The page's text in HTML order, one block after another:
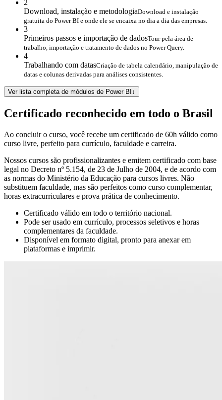
2
Download, instalação e metodologiaDownload e instalação
gratuita do Power BI e onde ele se encaixa no dia a dia das empresas.
3
Primeiros passos e importação de dadosTour pela área de
trabalho, importação e tratamento de dados no Power Query.
4
Trabalhando com datasCriação de tabela calendário, manipulação de
datas e colunas derivadas para análises consistentes.
Ver lista completa de módulos de Power BI ↓
Certificado reconhecido em todo o Brasil
Ao concluir o curso, você recebe um certificado de 60h válido como
curso livre, perfeito para currículo, faculdade e carreira.
Nossos cursos são profissionalizantes e emitem certificado com base
legal no Decreto nº 5.154, de 23 de Julho de 2004, e de acordo com
as normas do Ministério da Educação para cursos livres. Não
substituem faculdade, mas são perfeitos como curso complementar,
horas extracurriculares e prova prática de conhecimento.
Certificado válido em todo o território nacional.
Pode ser usado em currículo, processos seletivos e horas
complementares da faculdade.
Disponível em formato digital, pronto para anexar em
plataformas e imprimir.